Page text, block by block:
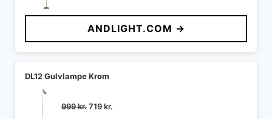
pris
var:
1.999 kr..
pris
er:
1.362 kr..
ANDLIGHT.COM →
DL12 Gulvlampe Krom
999kr.Den
719kr.